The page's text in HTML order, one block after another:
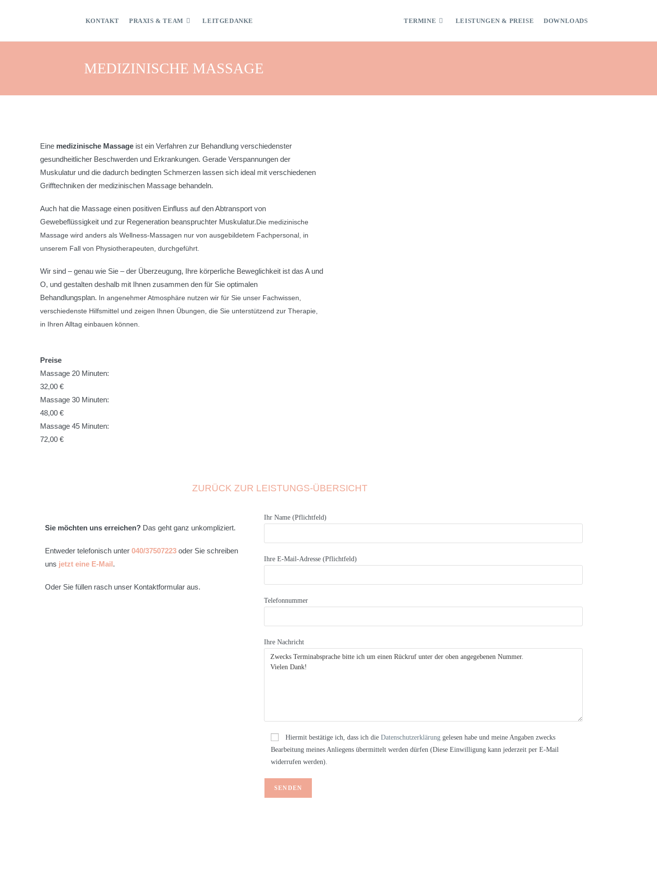
KONTAKT PRAXIS & TEAM LEITGEDANKE TERMINE LEISTUNGEN & PREISE DOWNLOADS
MEDIZINISCHE MASSAGE
Eine medizinische Massage ist ein Verfahren zur Behandlung verschiedenster
gesundheitlicher Beschwerden und Erkrankungen. Gerade Verspannungen der
Muskulatur und die dadurch bedingten Schmerzen lassen sich ideal mit verschiedenen
Grifftechniken der medizinischen Massage behandeln.
Auch hat die Massage einen positiven Einfluss auf den Abtransport von
Gewebeflüssigkeit und zur Regeneration beanspruchter Muskulatur.Die medizinische
Massage wird anders als Wellness-Massagen nur von ausgebildetem Fachpersonal, in
unserem Fall von Physiotherapeuten, durchgeführt.
Wir sind – genau wie Sie – der Überzeugung, Ihre körperliche Beweglichkeit ist das A und
O, und gestalten deshalb mit Ihnen zusammen den für Sie optimalen
Behandlungsplan. In angenehmer Atmosphäre nutzen wir für Sie unser Fachwissen,
verschiedenste Hilfsmittel und zeigen Ihnen Übungen, die Sie unterstützend zur Therapie,
in Ihren Alltag einbauen können.
Preise
Massage 20 Minuten:
32,00 €
Massage 30 Minuten:
48,00 €
Massage 45 Minuten:
72,00 €
ZURÜCK ZUR LEISTUNGS-ÜBERSICHT
Sie möchten uns erreichen? Das geht ganz unkompliziert.
Entweder telefonisch unter 040/37507223 oder Sie schreiben
uns jetzt eine E-Mail.
Oder Sie füllen rasch unser Kontaktformular aus.
Ihr Name (Pflichtfeld)
Ihre E-Mail-Adresse (Pflichtfeld)
Telefonnummer
Ihre Nachricht
Hiermit bestätige ich, dass ich die Datenschutzerklärung gelesen habe und meine Angaben zwecks
Bearbeitung meines Anliegens übermittelt werden dürfen (Diese Einwilligung kann jederzeit per E-Mail
widerrufen werden).